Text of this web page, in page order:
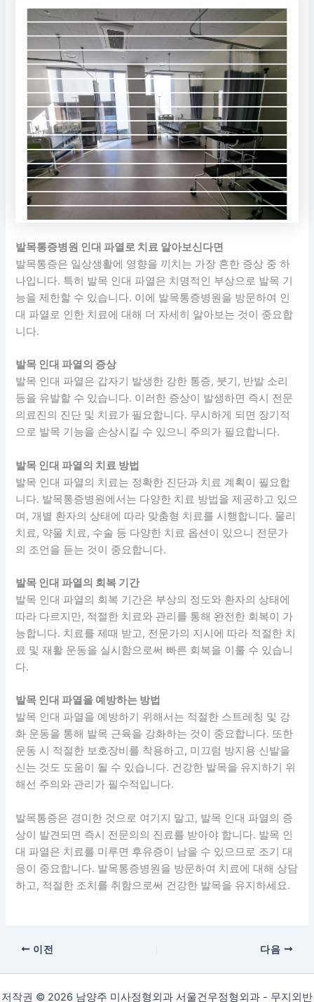
발목통증병원 인대 파열로 치료 알아보신다면
발목통증은 일상생활에 영향을 끼치는 가장 흔한 증상 중 하
나입니다. 특히 발목 인대 파열은 치명적인 부상으로 발목 기
능을 제한할 수 있습니다. 이에 발목통증병원을 방문하여 인
대 파열로 인한 치료에 대해 더 자세히 알아보는 것이 중요합
니다.
발목 인대 파열의 증상
발목 인대 파열은 갑자기 발생한 강한 통증, 붓기, 반발 소리
등을 유발할 수 있습니다. 이러한 증상이 발생하면 즉시 전문
의료진의 진단 및 치료가 필요합니다. 무시하게 되면 장기적
으로 발목 기능을 손상시킬 수 있으니 주의가 필요합니다.
발목 인대 파열의 치료 방법
발목 인대 파열의 치료는 정확한 진단과 치료 계획이 필요합
니다. 발목통증병원에서는 다양한 치료 방법을 제공하고 있으
며, 개별 환자의 상태에 따라 맞춤형 치료를 시행합니다. 물리
치료, 약물 치료, 수술 등 다양한 치료 옵션이 있으니 전문가
의 조언을 듣는 것이 중요합니다.
발목 인대 파열의 회복 기간
발목 인대 파열의 회복 기간은 부상의 정도와 환자의 상태에
따라 다르지만, 적절한 치료와 관리를 통해 완전한 회복이 가
능합니다. 치료를 제때 받고, 전문가의 지시에 따라 적절한 치
료 및 재활 운동을 실시함으로써 빠른 회복을 이룰 수 있습니
다.
발목 인대 파열을 예방하는 방법
발목 인대 파열을 예방하기 위해서는 적절한 스트레칭 및 강
화 운동을 통해 발목 근육을 강화하는 것이 중요합니다. 또한
운동 시 적절한 보호장비를 착용하고, 미끄럼 방지용 신발을
신는 것도 도움이 될 수 있습니다. 건강한 발목을 유지하기 위
해선 주의와 관리가 필수적입니다.
발목통증은 경미한 것으로 여기지 말고, 발목 인대 파열의 증
상이 발견되면 즉시 전문의의 진료를 받아야 합니다. 발목 인
대 파열은 치료를 미루면 후유증이 남을 수 있으므로 조기 대
응이 중요합니다. 발목통증병원을 방문하여 치료에 대해 상담
하고, 적절한 조치를 취함으로써 건강한 발목을 유지하세요.
이전 다음
저작권 © 2026 남양주 미사정형외과 서울건우정형외과 - 무지외반